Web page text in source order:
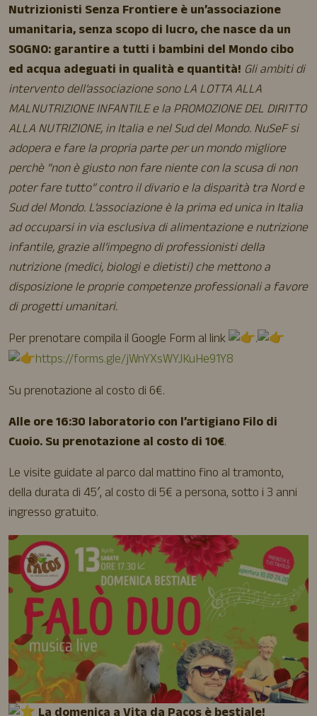
Nutrizionisti Senza Frontiere è un’associazione
umanitaria, senza scopo di lucro, che nasce da un
SOGNO: garantire a tutti i bambini del Mondo cibo
ed acqua adeguati in qualità e quantità! Gli ambiti di
intervento dell’associazione sono LA LOTTA ALLA
MALNUTRIZIONE INFANTILE e la PROMOZIONE DEL DIRITTO
ALLA NUTRIZIONE, in Italia e nel Sud del Mondo. NuSeF si
adopera e fare la propria parte per un mondo migliore
perchè “non è giusto non fare niente con la scusa di non
poter fare tutto” contro il divario e la disparità tra Nord e
Sud del Mondo. L’associazione è la prima ed unica in Italia
ad occuparsi in via esclusiva di alimentazione e nutrizione
infantile, grazie all’impegno di professionisti della
nutrizione (medici, biologi e dietisti) che mettono a
disposizione le proprie competenze professionali a favore
di progetti umanitari.
Per prenotare compila il Google Form al link
.
https://forms.gle/jWnYXsWYJKuHe91Y8
Su prenotazione al costo di 6€.
Alle ore 16:30 laboratorio con l’artigiano Filo di
Cuoio. Su prenotazione al costo di 10€.
Le visite guidate al parco dal mattino fino al tramonto,
della durata di 45′, al costo di 5€ a persona, sotto i 3 anni
ingresso gratuito.